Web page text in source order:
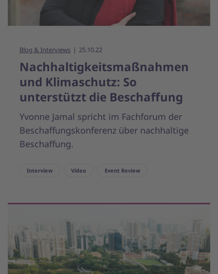
Blog & Interviews 25.10.22
Nachhaltigkeitsmaßnahmen
und Klimaschutz: So
unterstützt die Beschaffung
Yvonne Jamal spricht im Fachforum der
Beschaffungskonferenz über nachhaltige
Beschaffung.
Interview Video Event Review